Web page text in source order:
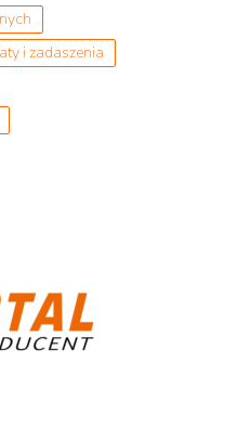
i zadaszenia